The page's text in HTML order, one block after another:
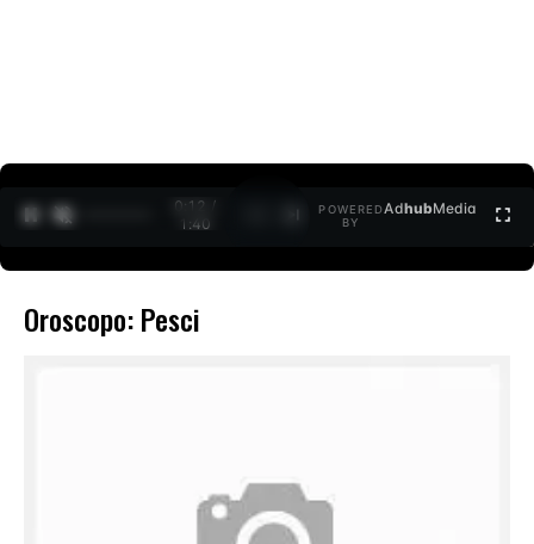
0:12 /
1:40
POWERED
BY
AdhubMedia
Oroscopo: Pesci